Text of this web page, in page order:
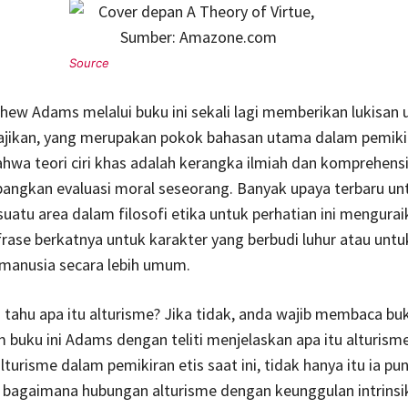
Adams melalui buku ini sekali lagi memberikan lukisan
yang merupakan pokok bahasan utama dalam
teori ciri khas adalah kerangka ilmiah dan
evaluasi moral seseorang. Banyak upaya terbaru
area dalam filosofi etika untuk perhatian ini
berkatnya untuk karakter yang berbudi luhur atau
secara lebih umum.
tahu apa itu alturisme? Jika tidak, anda wajib membaca
buku ini Adams dengan teliti menjelaskan apa itu
dalam pemikiran etis saat ini, tidak hanya itu ia pun
hubungan alturisme dengan keunggulan